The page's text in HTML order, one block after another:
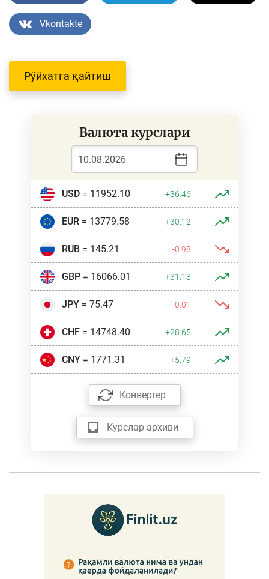
Vkontakte
Рўйхатга қайтиш
Валюта курслари
USD= 11952.10 +36.46
EUR= 13779.58 +30.12
RUB= 145.21 -0.98
GBP= 16066.01 +31.13
JPY= 75.47 -0.01
CHF= 14748.40 +28.65
CNY= 1771.31 +5.79
Конвертер
Курслар архиви